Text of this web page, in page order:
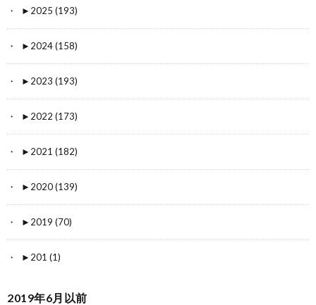
► 2025 (193)
► 2024 (158)
► 2023 (193)
► 2022 (173)
► 2021 (182)
► 2020 (139)
► 2019 (70)
► 201 (1)
2019年6月以前